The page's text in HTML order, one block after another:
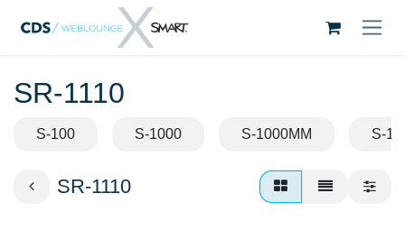
Zum Inhalt springen
SR-1110
S-100 S-1000 S-1000MM S-
SR-1110